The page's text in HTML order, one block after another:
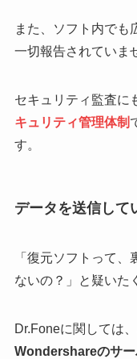
また、ソフト内でも
一切報告されていま
セキュリティ監査に
キュリティ管理体制
す。
データを送信して
「復元ソフトって
ないの？」と疑いた
Dr.Foneに関しては、
Wondershareのサー